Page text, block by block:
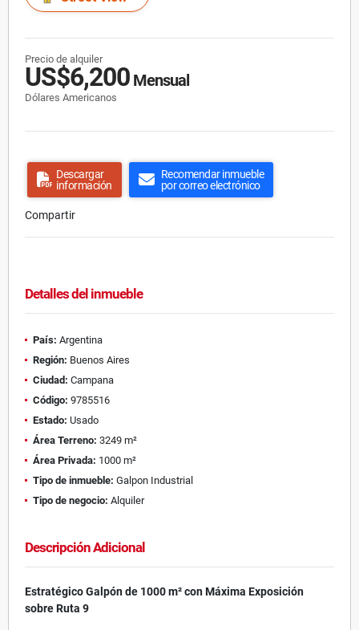
Precio de alquiler
US$6,200 Mensual
Dólares Americanos
Descargar
información
Recomendar inmueble
por correo electrónico
Compartir
Detalles del inmueble
País: Argentina
Región: Buenos Aires
Ciudad: Campana
Código: 9785516
Estado: Usado
Área Terreno: 3249 m²
Área Privada: 1000 m²
Tipo de inmueble: Galpon Industrial
Tipo de negocio: Alquiler
Descripción Adicional
Estratégico Galpón de 1000 m² con Máxima Exposición
sobre Ruta 9